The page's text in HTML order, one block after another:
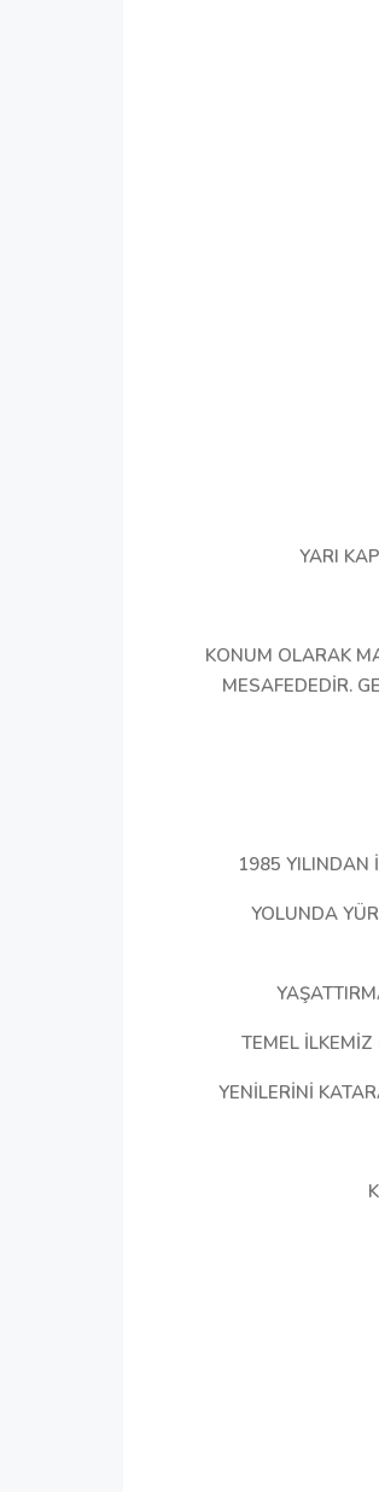
YARI
KONUM OLARAK
MESAFEDEDİR.
1985 YILINDAN
​YOLUNDA
TEMEL
YENİLERİNİ